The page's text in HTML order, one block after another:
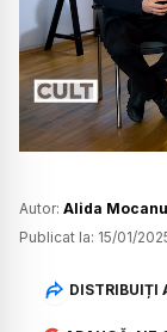
Autor: Alida Mocanu
Publicat la: 15/01/
DISTRIBUIȚI